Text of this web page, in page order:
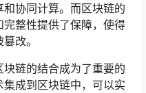
协同计算。而区块链的
整性提供了保障，使得
改。
链的结合成为了重要的
成到区块链中，可以实